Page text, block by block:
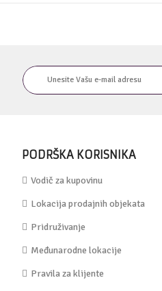
PODRŠKA KORISNIKA
Vodič za kupovinu
Lokacija prodajnih objekata
Pridruživanje
Međunarodne lokacije
Pravila za klijente